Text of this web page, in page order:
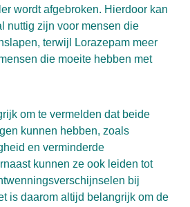
wordt afgebroken. Hierdoor kan
nuttig zijn voor mensen die
terwijl Lorazepam meer
die moeite hebben met
om te vermelden dat beide
kunnen hebben, zoals
en verminderde
kunnen ze ook leiden tot
bij
is daarom altijd belangrijk om de